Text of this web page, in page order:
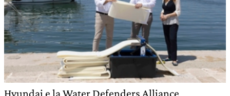
Hyundai e la Water Defenders Alliance